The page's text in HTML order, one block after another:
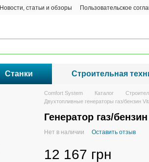
Новости, статьи и обзоры Пользовательское
Станки Строительная
Comfort System Каталог
Двухтопливные генераторы газ/бензин
Генератор газ/
Нет в наличии Оставить отзыв
12 167 грн